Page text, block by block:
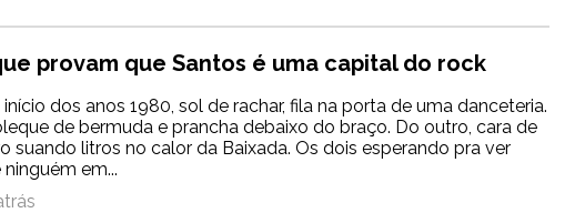
provam que Santos é uma capital do rock
dos anos 1980, sol de rachar, fila na porta de uma danceteria.
de bermuda e prancha debaixo do braço. Do outro, cara de
suando litros no calor da Baixada. Os dois esperando pra ver
em...